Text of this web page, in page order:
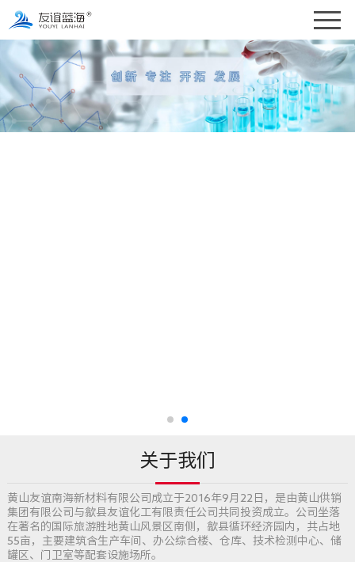
关于我们
黄山友谊南海新材料有限公司成立于2016年9月22日，是由黄山供销
集团有限公司与歙县友谊化工有限责任公司共同投资成立。公司坐落
在著名的国际旅游胜地黄山风景区南侧，歙县循环经济园内，共占地
55亩，主要建筑含生产车间、办公综合楼、仓库、技术检测中心、储
罐区、门卫室等配套设施场所。